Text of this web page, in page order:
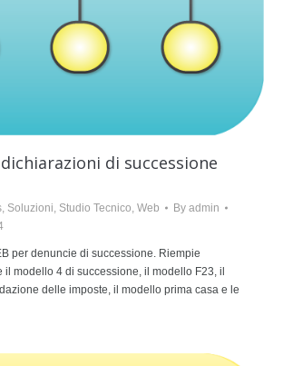
di successione
, Soluzioni, Studio Tecnico, Web By admin
per denuncie di successione. Riempie
il modello 4 di successione, il modello F23, il
delle imposte, il modello prima casa e le